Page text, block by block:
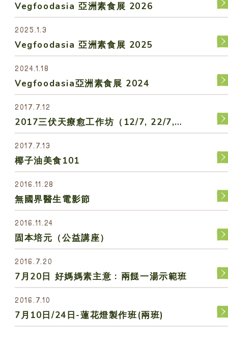
食譜
健康點滴
關於我們
Vegfoodasia 亞洲素食展 2026
2025.1.3
Vegfoodasia 亞洲素食展 2025
2024.1.18
Vegfoodasia亞洲素食展 2024
2017.7.12
2017三伏天療愈工作坊（12/7, 22/7,
11/8）
2017.7.13
椰子油美食101
2016.11.28
無國界醫生電影節
2016.11.24
固本培元（公益講座）
2016.7.20
7月20日 好媽媽素主意﹕兩餸一湯示範班
2016.7.10
7月10日/24日-蓮花燈製作班(兩班)